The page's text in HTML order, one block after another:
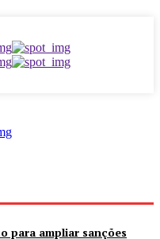
para ampliar sanções